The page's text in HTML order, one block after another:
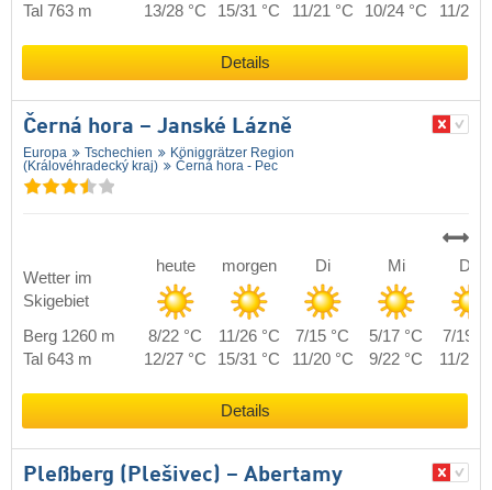
Tal 763 m
13/28 °C 15/31 °C 11/21 °C 10/24 °C 11/26
Details
Černá hora – Janské Lázně
Europa Tschechien
Königgrätzer Region
(Královéhradecký kraj)
Černá hora - Pec
Wetter im
Skigebiet
heute morgen Di Mi Do
Berg 1260 m 8/22 °C 11/26 °C 7/15 °C 5/17 °C
7/19
Tal 643 m
12/27 °C 15/31 °C 11/20 °C 9/22 °C 11/24
Details
Pleßberg (Plešivec) – Abertamy